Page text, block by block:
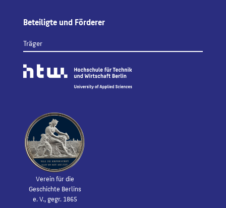
Beteiligte und Förderer
Träger
Verein für die
Geschichte Berlins
e. V., gegr. 1865